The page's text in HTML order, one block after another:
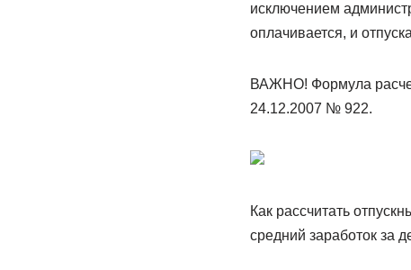
исключением
оплачивается, и
ВАЖНО! Формула
24.12.2007 № 922.
Как рассчитать
средний заработок за